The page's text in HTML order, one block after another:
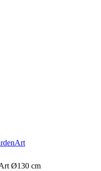
Ø130 cm